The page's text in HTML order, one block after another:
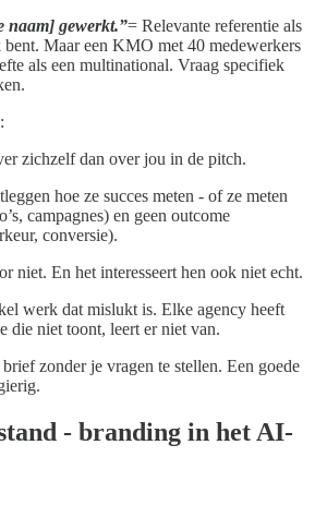
naam] gewerkt.”= Relevante referentie als
Maar een KMO met 40 medewerkers
als een multinational. Vraag specifiek
zichzelf dan over jou in de pitch.
hoe ze succes meten - of ze meten
campagnes) en geen outcome
conversie).
niet. En het interesseert hen ook niet echt.
werk dat mislukt is. Elke agency heeft
die niet toont, leert er niet van.
zonder je vragen te stellen. Een goede
- branding in het AI-